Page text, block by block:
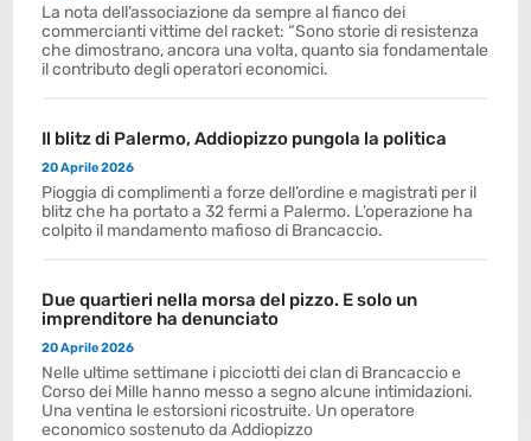
La nota dell’associazione da sempre al fianco dei
commercianti vittime del racket: “Sono storie di resistenza
che dimostrano, ancora una volta, quanto sia fondamentale
il contributo degli operatori economici.
Il blitz di Palermo, Addiopizzo pungola la politica
20 Aprile 2026
Pioggia di complimenti a forze dell’ordine e magistrati per il
blitz che ha portato a 32 fermi a Palermo. L’operazione ha
colpito il mandamento mafioso di Brancaccio.
Due quartieri nella morsa del pizzo. E solo un
imprenditore ha denunciato
20 Aprile 2026
Nelle ultime settimane i picciotti dei clan di Brancaccio e
Corso dei Mille hanno messo a segno alcune intimidazioni.
Una ventina le estorsioni ricostruite. Un operatore
economico sostenuto da Addiopizzo